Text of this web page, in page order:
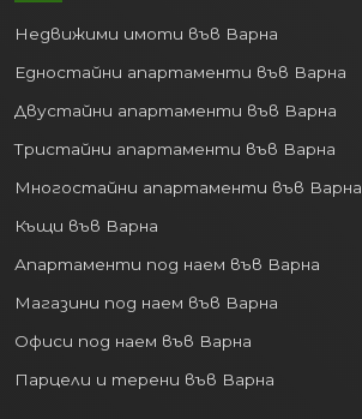
Недвижими имоти във Варна
Едностайни апартаменти във Варна
Двустайни апартаменти във Варна
Тристайни апартаменти във Варна
Многостайни апартаменти във Варна
Къщи във Варна
Апартаменти под наем във Варна
Магазини под наем във Варна
Офиси под наем във Варна
Парцели и терени във Варна